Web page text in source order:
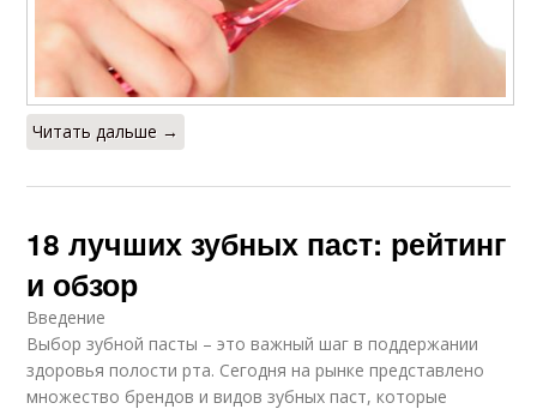
Читать дальше →
18 лучших зубных паст: рейтинг
и обзор
Введение
Выбор зубной пасты – это важный шаг в поддержании
здоровья полости рта. Сегодня на рынке представлено
множество брендов и видов зубных паст, которые